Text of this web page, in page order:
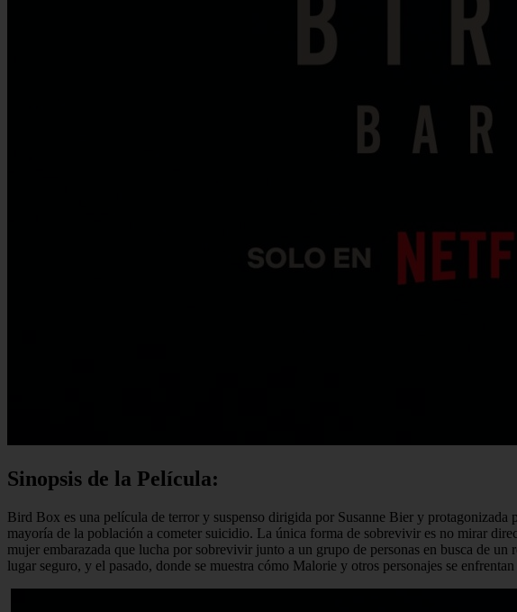
Sinopsis de la Película:
Bird Box es una película de terror y suspenso dirigida por Susanne Bier y
mayoría de la población a cometer suicidio. La única forma de sobrevivir es no mirar
mujer embarazada que lucha por sobrevivir junto a un grupo de personas en busca de
lugar seguro, y el pasado, donde se muestra cómo Malorie y otros personajes se